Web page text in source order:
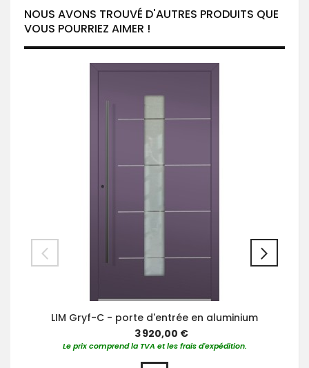
NOUS AVONS TROUVÉ D'AUTRES PRODUITS QUE
VOUS POURRIEZ AIMER !
LIM Gryf-C - porte d'entrée en aluminium
3 920,00 €
Le prix comprend la TVA et les frais d'expédition.